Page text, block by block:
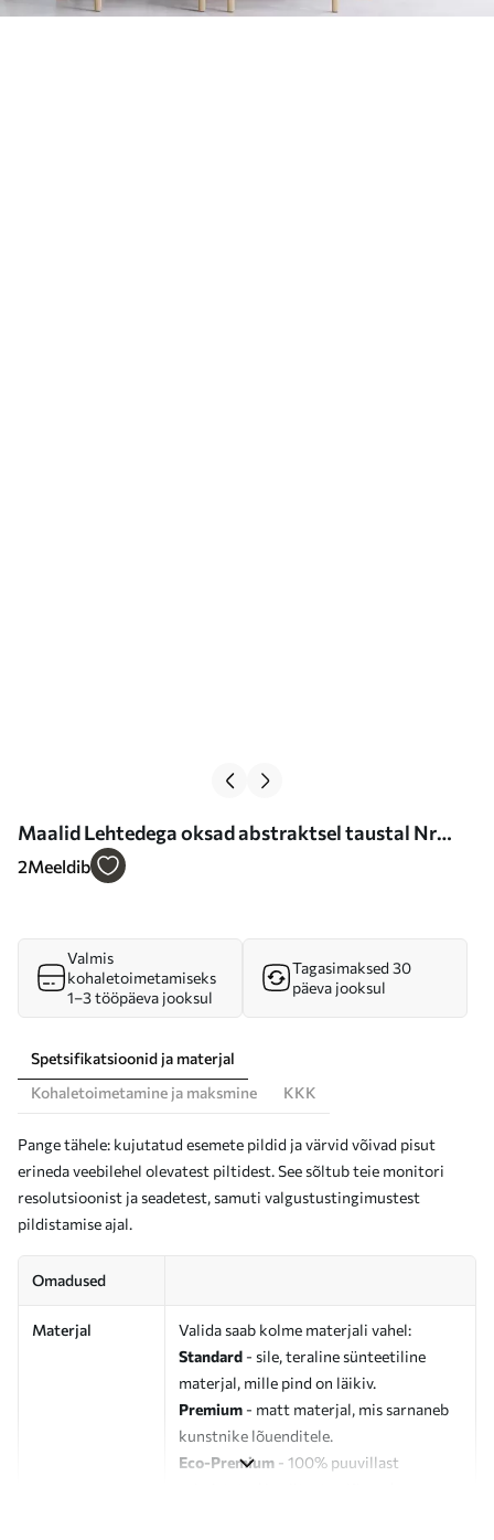
Maalid Lehtedega oksad abstraktsel taustal Nr
m01132
2Meeldib
Valmis
kohaletoimetamiseks
1–3 tööpäeva jooksul
Tagasimaksed 30
päeva jooksul
Spetsifikatsioonid ja materjal
Kohaletoimetamine ja maksmine
KKK
Pange tähele: kujutatud esemete pildid ja värvid võivad pisut
erineda veebilehel olevatest piltidest. See sõltub teie monitori
resolutsioonist ja seadetest, samuti valgustustingimustest
pildistamise ajal.
Omadused
Materjal
Valida saab kolme materjali vahel:
Standard - sile, teraline sünteetiline
materjal, mille pind on läikiv.
Premium - matt materjal, mis sarnaneb
kunstnike lõuenditele.
Eco-Premium - 100% puuvillast